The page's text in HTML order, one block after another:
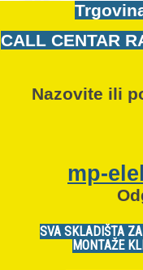
CALL CENTAR
Nazovite ili
mp-
SVA SKLADIŠTA
MONTAŽE